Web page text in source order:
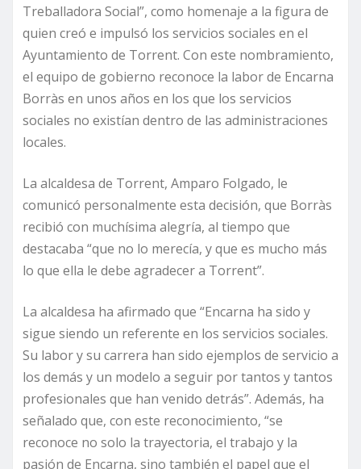
Treballadora Social”, como homenaje a la figura de
quien creó e impulsó los servicios sociales en el
Ayuntamiento de Torrent. Con este nombramiento,
el equipo de gobierno reconoce la labor de Encarna
Borràs en unos años en los que los servicios
sociales no existían dentro de las administraciones
locales.
La alcaldesa de Torrent, Amparo Folgado, le
comunicó personalmente esta decisión, que Borràs
recibió con muchísima alegría, al tiempo que
destacaba “que no lo merecía, y que es mucho más
lo que ella le debe agradecer a Torrent”.
La alcaldesa ha afirmado que “Encarna ha sido y
sigue siendo un referente en los servicios sociales.
Su labor y su carrera han sido ejemplos de servicio a
los demás y un modelo a seguir por tantos y tantos
profesionales que han venido detrás”. Además, ha
señalado que, con este reconocimiento, “se
reconoce no solo la trayectoria, el trabajo y la
pasión de Encarna, sino también el papel que el